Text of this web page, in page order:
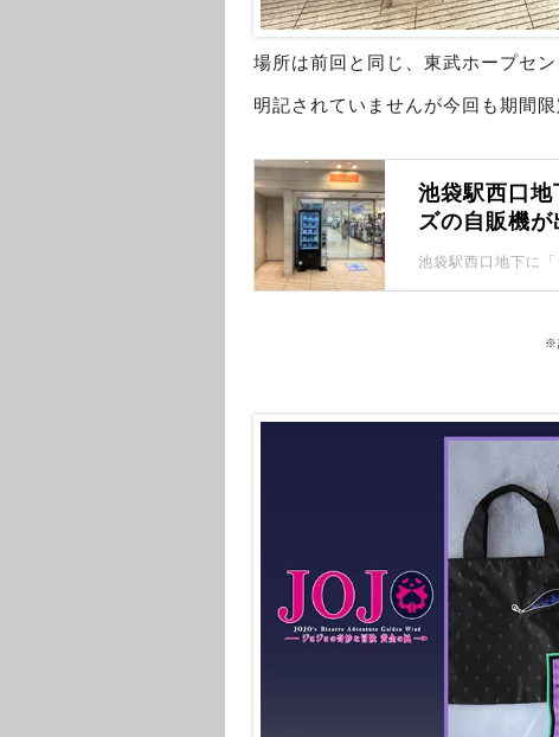
場所は前回と同じ、東武ホープセン
明記されていませんが今回も期間限
池袋駅西口
ズの自販機
※